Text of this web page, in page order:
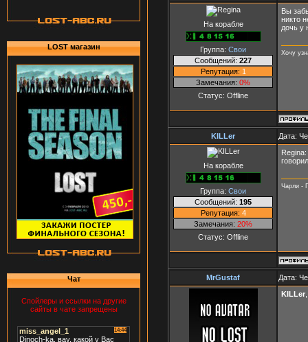
LOST магазин
Чат
Спойлеры и ссылки на другие
сайты в чате запрещены
На корабле
Группа: Свои
Сообщений: 227
Репутация: 1
Замечания: 0%
Статус: Offline
Вы
никто
дочь у
Хочу
KILLer Дата:
На корабле
Группа: Свои
Сообщений: 195
Репутация: 4
Замечания: 20%
Статус: Offline
Чарли -
MrGustaf Дата:
KILLer